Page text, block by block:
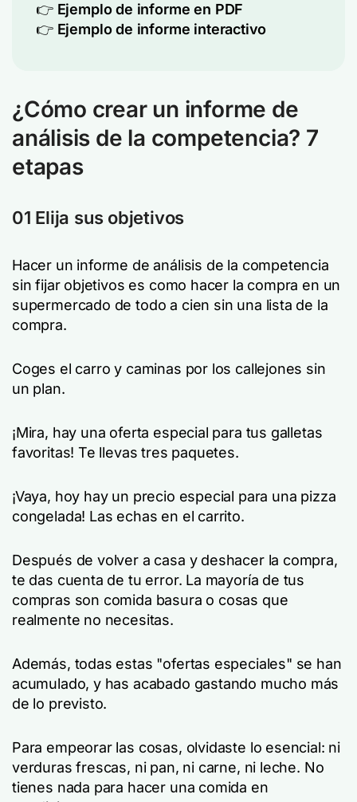
👉 Ejemplo de informe en PDF
👉 Ejemplo de informe interactivo
¿Cómo crear un informe de
análisis de la competencia? 7
etapas
01 Elija sus objetivos
Hacer un informe de análisis de la competencia
sin fijar objetivos es como hacer la compra en un
supermercado de todo a cien sin una lista de la
compra.
Coges el carro y caminas por los callejones sin
un plan.
¡Mira, hay una oferta especial para tus galletas
favoritas! Te llevas tres paquetes.
¡Vaya, hoy hay un precio especial para una pizza
congelada! Las echas en el carrito.
Después de volver a casa y deshacer la compra,
te das cuenta de tu error. La mayoría de tus
compras son comida basura o cosas que
realmente no necesitas.
Además, todas estas "ofertas especiales" se han
acumulado, y has acabado gastando mucho más
de lo previsto.
Para empeorar las cosas, olvidaste lo esencial: ni
verduras frescas, ni pan, ni carne, ni leche. No
tienes nada para hacer una comida en